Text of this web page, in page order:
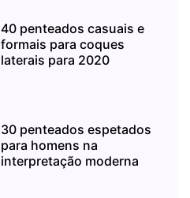
40 penteados casuais e
formais para coques
laterais para 2020
30 penteados espetados
para homens na
interpretação moderna